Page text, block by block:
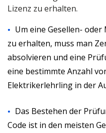
Lizenz zu erhalten.
Um eine Gesellen-
zu erhalten, muss man
absolvieren und eine
eine bestimmte Anzahl
Elektrikerlehrling in der
Das Bestehen der
Code ist in den meisten